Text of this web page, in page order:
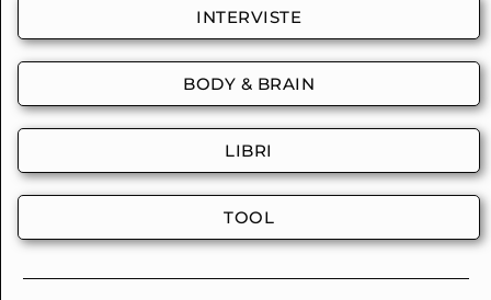
INTERVISTE
BODY & BRAIN
LIBRI
TOOL